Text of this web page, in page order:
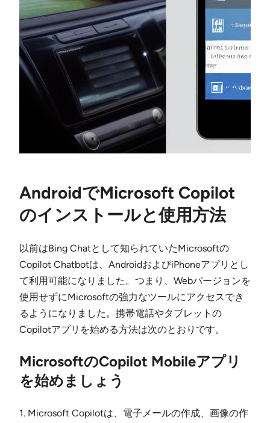
AndroidでMicrosoft Copilot
のインストールと使用方法
以前はBing Chatとして知られていたMicrosoftの
Copilot Chatbotは、AndroidおよびiPhoneアプリとし
て利用可能になりました。つまり、Webバージョンを
使用せずにMicrosoftの強力なツールにアクセスでき
るようになりました。携帯電話やタブレットの
Copilotアプリを始める方法は次のとおりです。
MicrosoftのCopilot Mobileアプリ
を始めましょう
1. Microsoft Copilotは、電子メールの作成、画像の作